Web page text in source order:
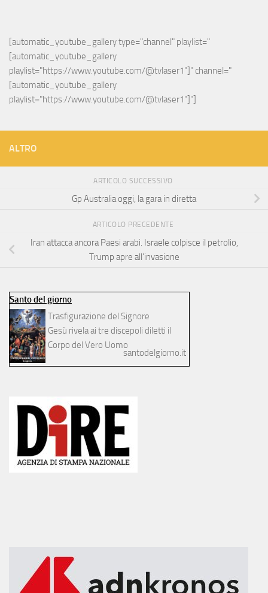
[automatic_youtube_gallery type="channel" playlist="
[automatic_youtube_gallery
playlist="https://www.youtube.com/@tvlaser1"]" channel="
[automatic_youtube_gallery
playlist="https://www.youtube.com/@tvlaser1"]"]
ALTRO
ARTICOLO SUCCESSIVO
Gp Australia oggi, la gara in diretta
ARTICOLO PRECEDENTE
Iran attacca ancora Paesi arabi. Israele colpisce il petrolio,
Trump apre all’invasione
Santo del giorno
Trasfigurazione del Signore
Gesù rivela ai tre discepoli diletti il
Corpo del Vero Uomo
santodelgiorno.it